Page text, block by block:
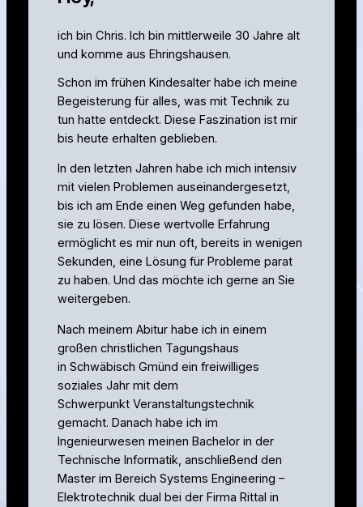
ich bin Chris. Ich bin mittlerweile 30 Jahre alt
und komme aus Ehringshausen.
Schon im frühen Kindesalter habe ich meine
Begeisterung für alles, was mit Technik zu
tun hatte entdeckt. Diese Faszination ist mir
bis heute erhalten geblieben.
In den letzten Jahren habe ich mich intensiv
mit vielen Problemen auseinandergesetzt,
bis ich am Ende einen Weg gefunden habe,
sie zu lösen. Diese wertvolle Erfahrung
ermöglicht es mir nun oft, bereits in wenigen
Sekunden, eine Lösung für Probleme parat
zu haben. Und das möchte ich gerne an Sie
weitergeben.
Nach meinem Abitur habe ich in einem
großen christlichen Tagungshaus
in Schwäbisch Gmünd ein freiwilliges
soziales Jahr mit dem
Schwerpunkt Veranstaltungstechnik
gemacht. Danach habe ich im
Ingenieurwesen meinen Bachelor in der
Technische Informatik, anschließend den
Master im Bereich Systems Engineering –
Elektrotechnik dual bei der Firma Rittal in